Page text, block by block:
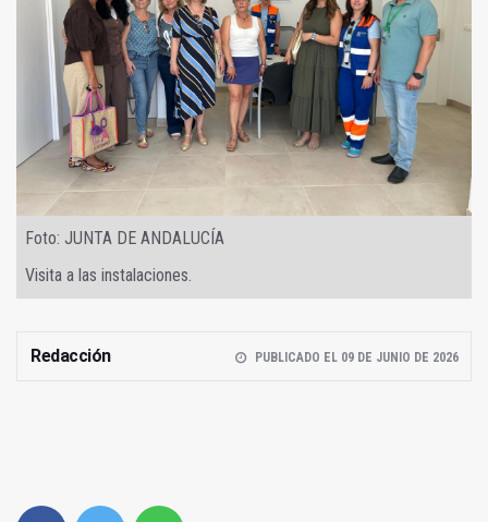
Foto: JUNTA DE ANDALUCÍA
Visita a las instalaciones.
Redacción PUBLICADO EL 09 DE JUNIO DE 2026